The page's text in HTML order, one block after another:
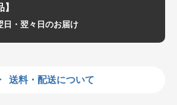
日・翌々日のお届け
送料・配送について